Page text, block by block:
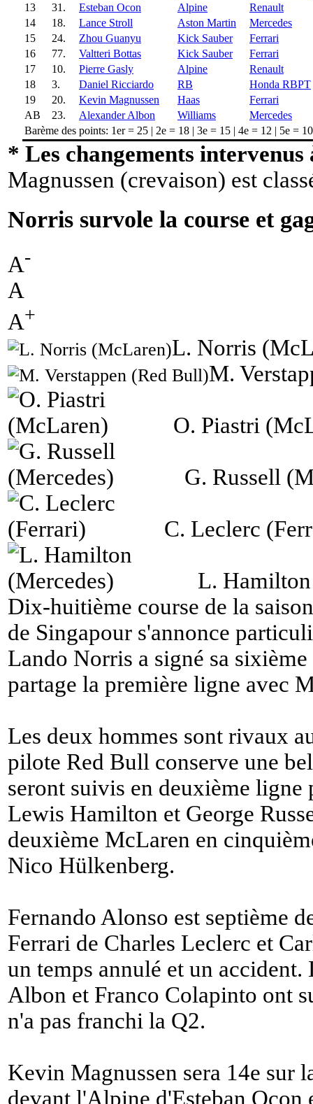
13
31. Esteban Ocon Alpine
Renault
14
18. Lance Stroll Aston Martin
Mercedes
15
24. Zhou Guanyu Kick Sauber
Ferrari
16
77. Valtteri Bottas Kick Sauber
Ferrari
17
10. Pierre Gasly Alpine
Renault
18
3. Daniel Ricciardo RB
Honda RBPT
19
20. Kevin Magnussen Haas
Ferrari
AB
23. Alexander Albon Williams
Mercedes
Barème des points: 1er = 25 | 2e = 18 | 3e = 15 | 4e = 12 | 5e =
* Les changements
Magnussen (crevaison) est
Norris survole la course et
A-
A
A+
L. Norris
M.
O. Piastri
G. Russell
C. Leclerc
L.
Dix-huitième course de la
de Singapour s'annonce
Lando Norris a signé sa
partage la première ligne avec
Les deux hommes sont rivaux
pilote Red Bull conserve une
seront suivis en deuxième ligne
Lewis Hamilton et George
deuxième McLaren en
Nico Hülkenberg.
Fernando Alonso est septième
Ferrari de Charles Leclerc et
un temps annulé et un
Albon et Franco Colapinto ont
n'a pas franchi la Q2.
Kevin Magnussen sera 14e sur
devant l'Alpine d'Esteban